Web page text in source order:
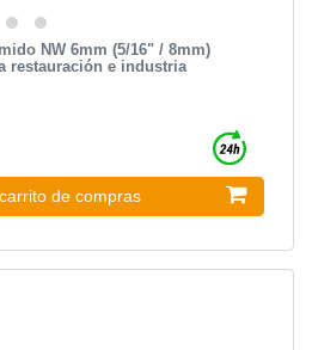
NW 6mm (5/16" / 8mm)
restauración e industria
de compras